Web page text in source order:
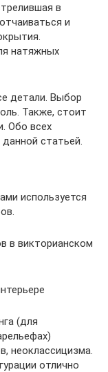
в
и
натяжных
детали. Выбор
Также, стоит
Обо всех
статьей.
используется
в викторианском
(для
неоклассицизма.
отлично